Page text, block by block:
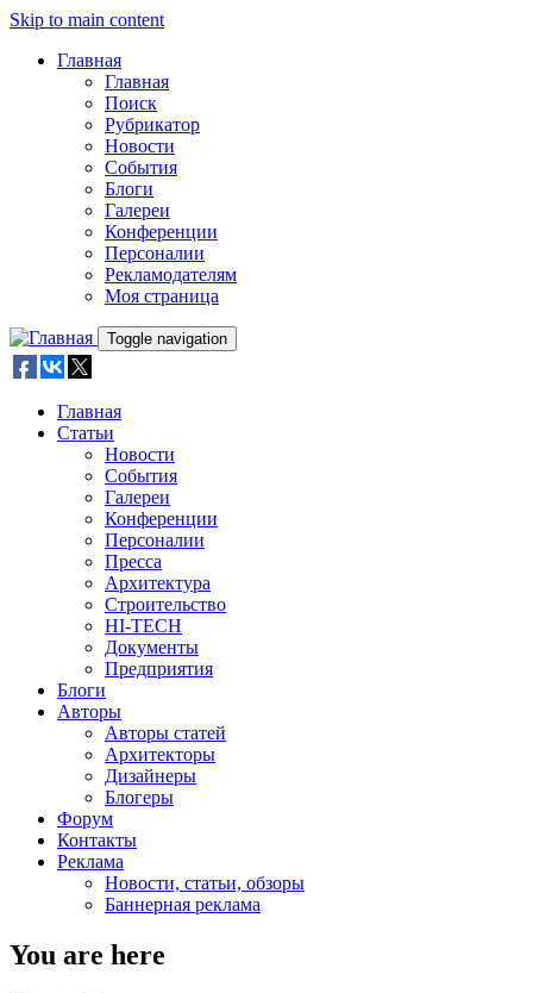
Skip to main content
Главная
Главная
Поиск
Рубрикатор
Новости
События
Блоги
Галереи
Конференции
Персоналии
Рекламодателям
Моя страница
Toggle navigation
Главная
Статьи
Новости
События
Галереи
Конференции
Персоналии
Пресса
Архитектура
Строительство
HI-TECH
Документы
Предприятия
Блоги
Авторы
Авторы статей
Архитекторы
Дизайнеры
Блогеры
Форум
Контакты
Реклама
Новости, статьи, обзоры
Баннерная реклама
You are here